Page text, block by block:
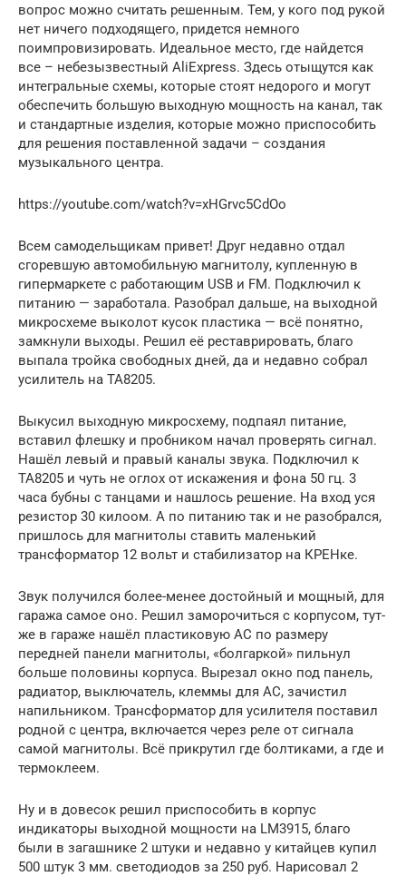
вопрос можно считать решенным. Тем, у кого под рукой
нет ничего подходящего, придется немного
поимпровизировать. Идеальное место, где найдется
все – небезызвестный AliExpress. Здесь отыщутся как
интегральные схемы, которые стоят недорого и могут
обеспечить большую выходную мощность на канал, так
и стандартные изделия, которые можно приспособить
для решения поставленной задачи – создания
музыкального центра.
https://youtube.com/watch?v=xHGrvc5CdOo
Всем самодельщикам привет! Друг недавно отдал
сгоревшую автомобильную магнитолу, купленную в
гипермаркете с работающим USB и FM. Подключил к
питанию — заработала. Разобрал дальше, на выходной
микросхеме выколот кусок пластика — всё понятно,
замкнули выходы. Решил её реставрировать, благо
выпала тройка свободных дней, да и недавно собрал
усилитель на ТА8205.
Выкусил выходную микросхему, подпаял питание,
вставил флешку и пробником начал проверять сигнал.
Нашёл левый и правый каналы звука. Подключил к
ТА8205 и чуть не оглох от искажения и фона 50 гц. 3
часа бубны с танцами и нашлось решение. На вход уся
резистор 30 килоом. А по питанию так и не разобрался,
пришлось для магнитолы ставить маленький
трансформатор 12 вольт и стабилизатор на КРЕНке.
Звук получился более-менее достойный и мощный, для
гаража самое оно. Решил заморочиться с корпусом, тут-
же в гараже нашёл пластиковую АС по размеру
передней панели магнитолы, «болгаркой» пильнул
больше половины корпуса. Вырезал окно под панель,
радиатор, выключатель, клеммы для АС, зачистил
напильником. Трансформатор для усилителя поставил
родной с центра, включается через реле от сигнала
самой магнитолы. Всё прикрутил где болтиками, а где и
термоклеем.
Ну и в довесок решил приспособить в корпус
индикаторы выходной мощности на LM3915, благо
были в загашнике 2 штуки и недавно у китайцев купил
500 штук 3 мм. светодиодов за 250 руб. Нарисовал 2